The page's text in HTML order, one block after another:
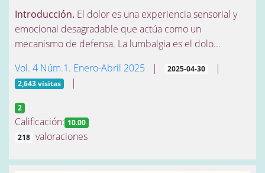
Introducción. El dolor es una experiencia sensorial y
emocional desagradable que actúa como un
mecanismo de defensa. La lumbalgia es el dolo...
Vol. 4 Núm.1. Enero-Abril 2025 | 2025-04-30 |
2,643 visitas |
2
Calificación: 10.00
218 valoraciones